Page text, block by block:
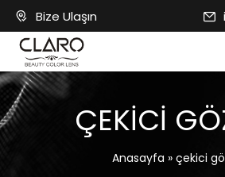
Bize Ulaşın
ÇEKICI
Anasayfa » çekici